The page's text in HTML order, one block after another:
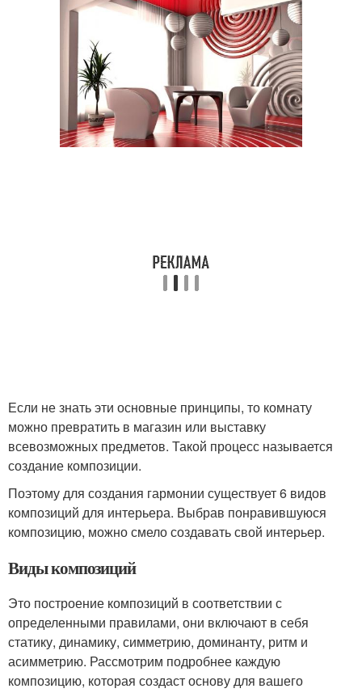
Если не знать эти основные принципы, то комнату
можно превратить в магазин или выставку
всевозможных предметов. Такой процесс называется
создание композиции.
Поэтому для создания гармонии существует 6 видов
композиций для интерьера. Выбрав понравившуюся
композицию, можно смело создавать свой интерьер.
Виды композиций
Это построение композиций в соответствии с
определенными правилами, они включают в себя
статику, динамику, симметрию, доминанту, ритм и
асимметрию. Рассмотрим подробнее каждую
композицию, которая создаст основу для вашего